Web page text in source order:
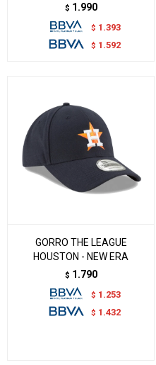
$ 1.990
$ 1.393
$ 1.592
GORRO THE LEAGUE
HOUSTON - NEW ERA
$ 1.790
$ 1.253
$ 1.432